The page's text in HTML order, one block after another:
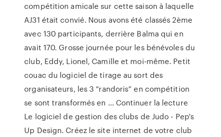
compétition amicale sur cette saison à laquelle
AJ31 était convié. Nous avons été classés 2ème
avec 130 participants, derrière Balma qui en
avait 170. Grosse journée pour les bénévoles du
club, Eddy, Lionel, Camille et moi-même. Petit
couac du logiciel de tirage au sort des
organisateurs, les 3 “randoris” en compétition
se sont transformés en … Continuer la lecture
Le logiciel de gestion des clubs de Judo - Pep's
Up Design. Créez le site internet de votre club